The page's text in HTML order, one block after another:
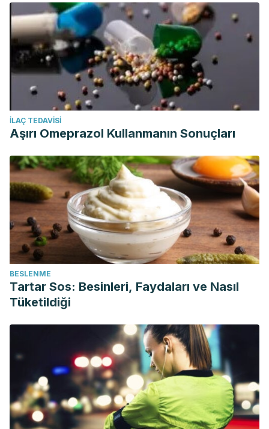
İLAÇ TEDAVISI
Aşırı Omeprazol Kullanmanın Sonuçları
BESLENME
Tartar Sos: Besinleri, Faydaları ve Nasıl
Tüketildiği